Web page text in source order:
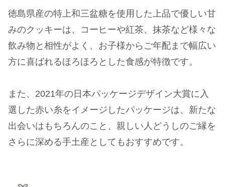
徳島県産の特上和三盆糖を使用した上品で優しい甘
みのクッキーは、コーヒーや紅茶、抹茶など様々な
飲み物と相性がよく、お子様からご年配まで幅広い
方に喜ばれるほろほろとした食感が特徴です。
また、2021年の日本パッケージデザイン大賞に入
選した赤い糸をイメージしたパッケージは、新たな
出会いはもちろんのこと、親しい人どうしのご縁を
さらに深める手土産としてもおすすめです。